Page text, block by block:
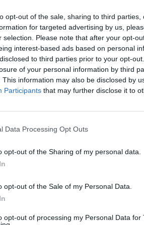
opt-out of the sale, sharing to third
for targeted advertising by us,
selection. Please note that after your opt-
interest-based ads based on personal
to third parties prior to your opt-
of your personal information by third
This information may also be disclosed by
Participants that may further disclose it to
Data Processing Opt Outs
opt-out of the Sharing of my personal data.
opt-out of the Sale of my Personal Data.
opt-out of processing my Personal Data for
Donaldas Tuskas Andrzejus
–
Liūdna vyresnio amžiaus
Žinios Lietuvos diena